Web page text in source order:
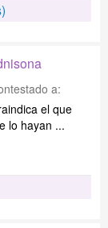
a:
el que
lo hayan ...